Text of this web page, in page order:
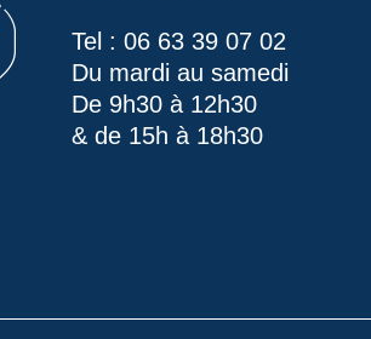
Tel : 06 63 39 07 02
Du mardi au samedi
De 9h30 à 12h30
& de 15h à 18h30